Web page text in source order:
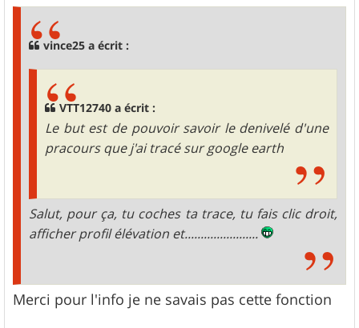
vince25 a écrit :
VTT12740 a écrit :
Le but est de pouvoir savoir le denivelé d'une
pracours que j'ai tracé sur google earth
Salut, pour ça, tu coches ta trace, tu fais clic droit,
afficher profil élévation et.......................
Merci pour l'info je ne savais pas cette fonction